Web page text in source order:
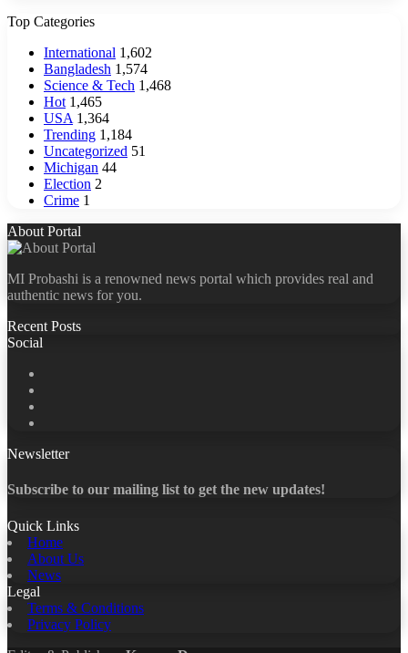
Top Categories
International 1,602
Bangladesh 1,574
Science & Tech 1,468
Hot 1,465
USA 1,364
Trending 1,184
Uncategorized 51
Michigan 44
Election 2
Crime 1
About Portal
MI Probashi is a renowned news portal which provides real and
authentic news for you.
Recent Posts
Social
Newsletter
Subscribe to our mailing list to get the new updates!
Quick Links
Home
About Us
News
Legal
Terms & Conditions
Privacy Policy